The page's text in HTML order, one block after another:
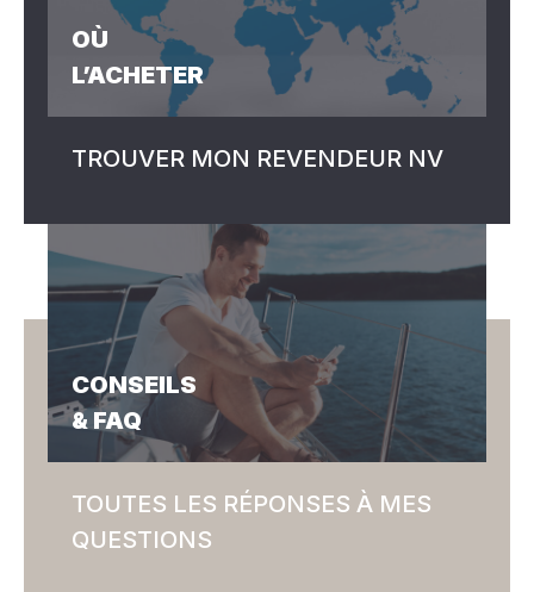
OÙ
L’ACHETER
TROUVER MON REVENDEUR NV
CONSEILS
& FAQ
TOUTES LES RÉPONSES À MES
QUESTIONS